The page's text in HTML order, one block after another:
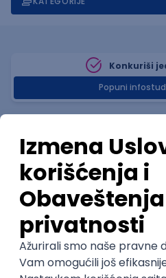
Konkuriši
Popuni
Poslovi iz drugih gradova.
Najnovije
Technical Support
Itavis SRB
Odgovara na prijave
Beograd
online intervju